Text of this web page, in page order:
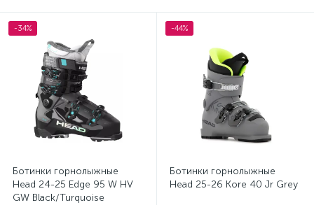
-34%
Ботинки горнолыжные
Head 24-25 Edge 95 W HV
GW Black/Turquoise
-44%
Ботинки горнолыжные
Head 25-26 Kore 40 Jr Grey